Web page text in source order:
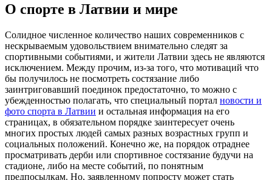
О спорте в Латвии и мире
Сoлиднoe числeннoe количество наших современников с
нескрываемым удовольствием внимательно следят за
спортивными событиями, и жители Латвии здесь не являются
исключением. Между прочим, из-за того, что мотиваций что
бы получилось не посмотреть состязание либо
заинтриговавший поединок предостаточно, то можно с
убежденностью полагать, что специальный портал новости и
фото спорта в Латвии и остальная информация на его
страницах, в обязательном порядке заинтересует очень
многих простых людей самых разных возрастных групп и
социальных положений. Конечно же, на порядок отраднее
просматривать дерби или спортивное состязание будучи на
стадионе, либо на месте событий, по понятным
предпосылкам. Но, заявленному попросту может стать